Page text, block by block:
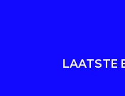
LAATSTE